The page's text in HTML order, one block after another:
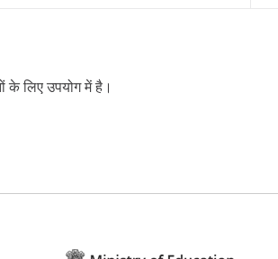
के लिए उपयोग में है।